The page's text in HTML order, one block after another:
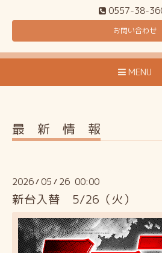
0557-38-
お問い合わせ
MENU
最 新 情 報
2026/05 / 26 00:00
新台入替 5/26（火）